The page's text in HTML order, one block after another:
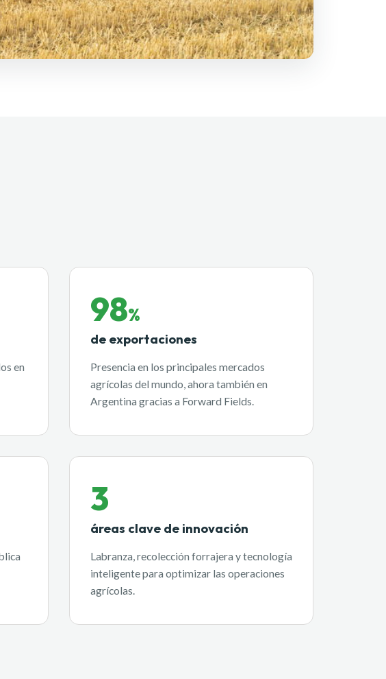
en
98%
de exportaciones
Presencia en los principales mercados
agrícolas del mundo, ahora también en
Argentina gracias a Forward Fields.
3
áreas clave de innovación
Labranza, recolección forrajera y tecnología
inteligente para optimizar las operaciones
agrícolas.